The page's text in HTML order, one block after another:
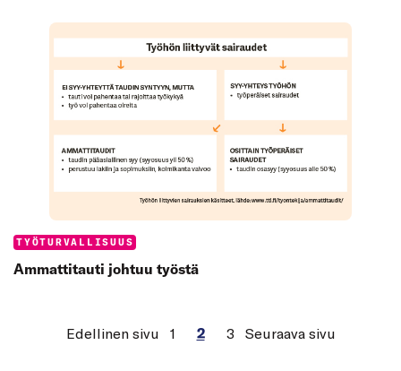
Categories:
TYÖTURVALLISUUS
Ammattitauti johtuu työstä
Edellinen sivu 1 2 3 Seuraava sivu